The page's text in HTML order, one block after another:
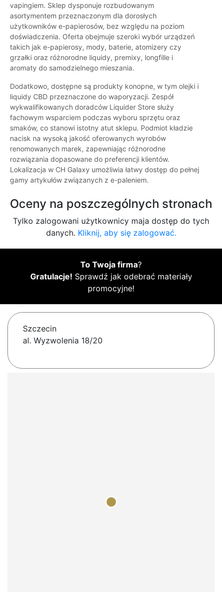
vapingiem. Sklep dysponuje rozbudowanym
asortymentem przeznaczonym dla dorosłych
użytkowników e-papierosów, bez względu na poziom
doświadczenia. Oferta obejmuje szeroki wybór urządzeń
takich jak e-papierosy, mody, baterie, atomizery czy
grzałki oraz różnorodne liquidy, premixy, longfille i
aromaty do samodzielnego mieszania.
Dodatkowo, dostępne są produkty konopne, w tym olejki i
liquidy CBD przeznaczone do waporyzacji. Zespół
wykwalifikowanych doradców Liquider Store służy
fachowym wsparciem podczas wyboru sprzętu oraz
smaków, co stanowi istotny atut sklepu. Podmiot kładzie
nacisk na wysoką jakość oferowanych wyrobów
renomowanych marek, zapewniając różnorodne
rozwiązania dopasowane do preferencji klientów.
Lokalizacja w CH Galaxy umożliwia łatwy dostęp do pełnej
gamy artykułów związanych z e-paleniem.
Oceny na poszczególnych stronach
Tylko zalogowani użytkownicy maja dostęp do tych
danych. Kliknij, aby się zalogować.
To Twoja firma?
Gratulacje! Sprawdź jak odebrać materiały
promocyjne!
Szczecin
al. Wyzwolenia 18/20